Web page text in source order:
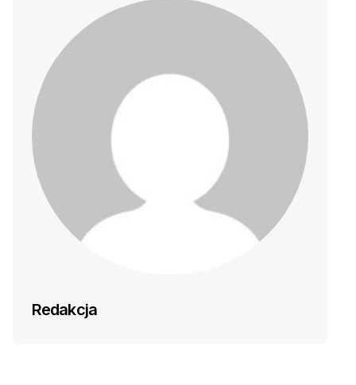
Redakcja